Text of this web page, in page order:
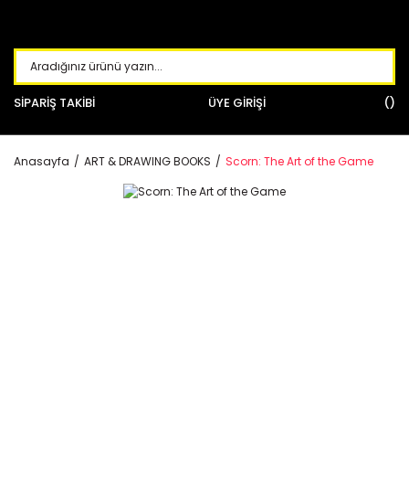
SİPARİŞ TAKİBİ ÜYE GİRİŞİ
Anasayfa ART & DRAWING BOOKS Scorn: The Art of the Game